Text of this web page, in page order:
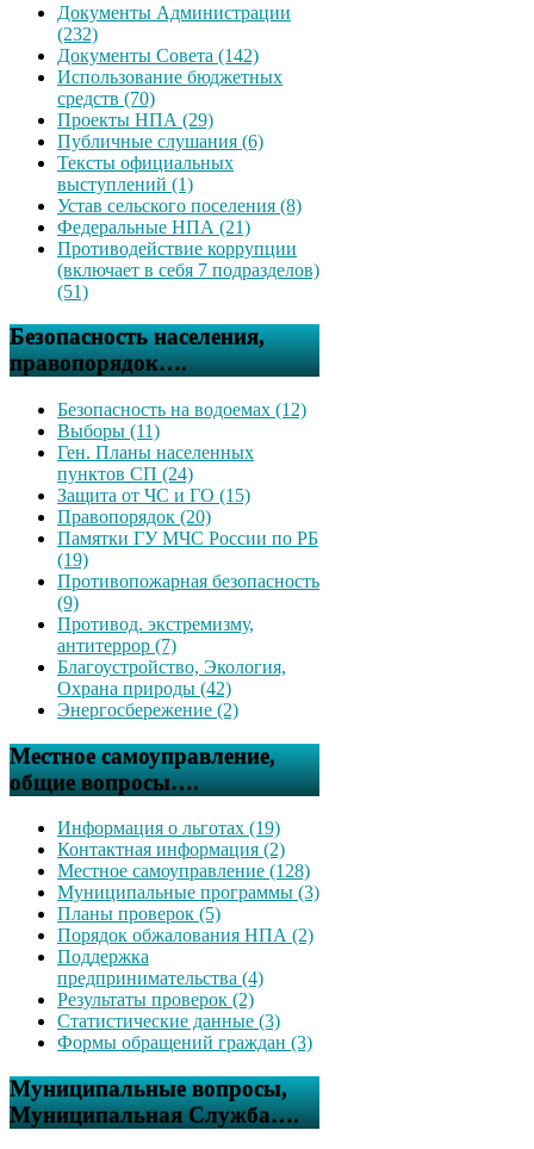
Документы Администрации
(232)
Документы Совета (142)
Использование бюджетных
средств (70)
Проекты НПА (29)
Публичные слушания (6)
Тексты официальных
выступлений (1)
Устав сельского поселения (8)
Федеральные НПА (21)
Противодействие коррупции
(включает в себя 7 подразделов)
(51)
Безопасность населения,
правопорядок….
Безопасность на водоемах (12)
Выборы (11)
Ген. Планы населенных
пунктов СП (24)
Защита от ЧС и ГО (15)
Правопорядок (20)
Памятки ГУ МЧС России по РБ
(19)
Противопожарная безопасность
(9)
Противод. экстремизму,
антитеррор (7)
Благоустройство, Экология,
Охрана природы (42)
Энергосбережение (2)
Местное самоуправление,
общие вопросы….
Информация о льготах (19)
Контактная информация (2)
Местное самоуправление (128)
Муниципальные программы (3)
Планы проверок (5)
Порядок обжалования НПА (2)
Поддержка
предпринимательства (4)
Результаты проверок (2)
Статистические данные (3)
Формы обращений граждан (3)
Муниципальные вопросы,
Муниципальная Служба….